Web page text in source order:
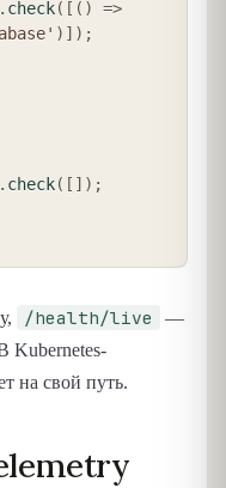
. check( [ ( )
=>
) ] ) ;
. check( [ ] ) ;
/health/live
—
Kubernetes-
на свой путь.